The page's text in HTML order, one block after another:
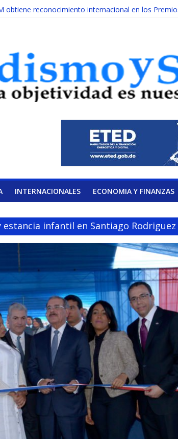
obtiene reconocimiento internacional en los
calendario de Consulta Nacional por la
INTERNACIONALES ECONOMIA Y FINANZAS
infantil en Santiago Rodriguez